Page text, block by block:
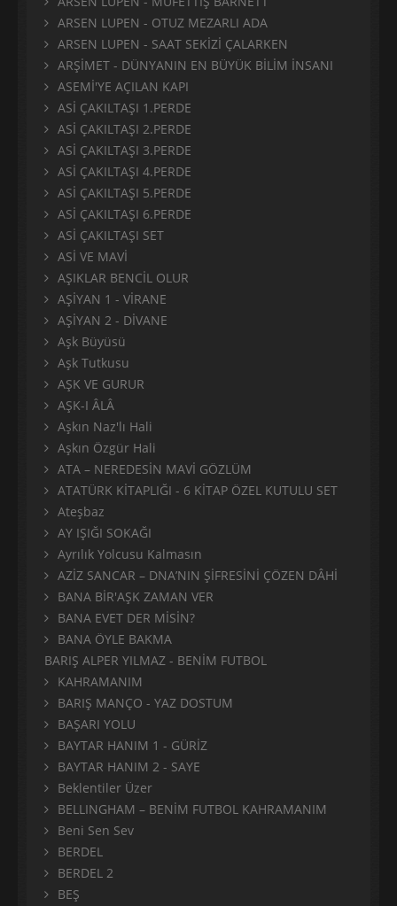
ARSEN LUPEN - OTUZ MEZARLI ADA
ARSEN LUPEN - SAAT SEKİZİ ÇALARKEN
ARŞİMET - DÜNYANIN EN BÜYÜK BİLİM İNSANI
ASEMİ'YE AÇILAN KAPI
ASİ ÇAKILTAŞI 1.PERDE
ASİ ÇAKILTAŞI 2.PERDE
ASİ ÇAKILTAŞI 3.PERDE
ASİ ÇAKILTAŞI 4.PERDE
ASİ ÇAKILTAŞI 5.PERDE
ASİ ÇAKILTAŞI 6.PERDE
ASİ ÇAKILTAŞI SET
ASİ VE MAVİ
AŞIKLAR BENCİL OLUR
AŞİYAN 1 - VİRANE
AŞİYAN 2 - DİVANE
Aşk Büyüsü
Aşk Tutkusu
AŞK VE GURUR
AŞK-I ÂLÂ
Aşkın Naz'lı Hali
Aşkın Özgür Hali
ATA – NEREDESİN MAVİ GÖZLÜM
ATATÜRK KİTAPLIĞI - 6 KİTAP ÖZEL KUTULU SET
Ateşbaz
AY IŞIĞI SOKAĞI
Ayrılık Yolcusu Kalmasın
AZİZ SANCAR – DNA’NIN ŞİFRESİNİ ÇÖZEN DÂHİ
BANA BİR'AŞK ZAMAN VER
BANA EVET DER MİSİN?
BANA ÖYLE BAKMA
BARIŞ ALPER YILMAZ - BENİM FUTBOL
KAHRAMANIM
BARIŞ MANÇO - YAZ DOSTUM
BAŞARI YOLU
BAYTAR HANIM 1 - GÜRİZ
BAYTAR HANIM 2 - SAYE
Beklentiler Üzer
BELLINGHAM – BENİM FUTBOL KAHRAMANIM
Beni Sen Sev
BERDEL
BERDEL 2
BEŞ